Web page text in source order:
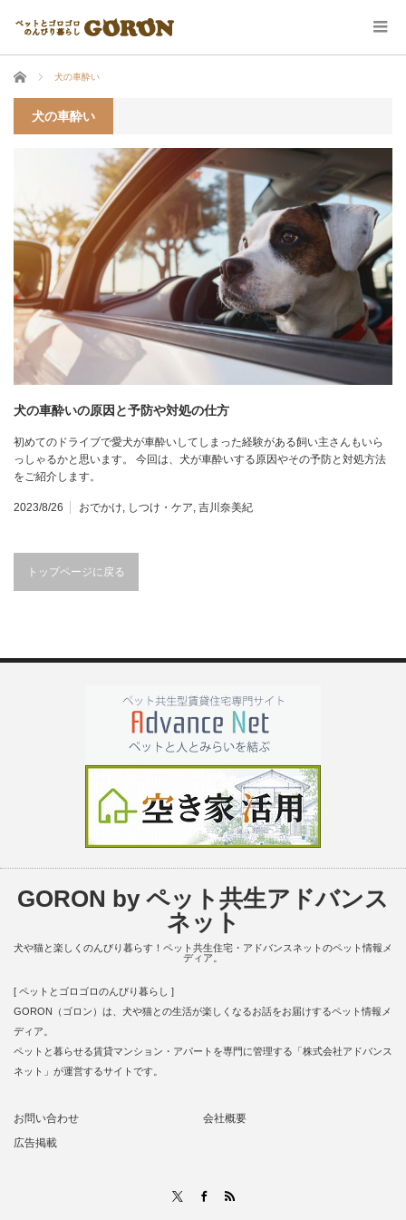
ホーム 犬の車酔い
犬の車酔い
犬の車酔いの原因と予防や対処の仕方
初めてのドライブで愛犬が車酔いしてしまった経験がある飼い主さんもいら
っしゃるかと思います。 今回は、犬が車酔いする原因やその予防と対処方法
をご紹介します。
2023/8/26 おでかけ, しつけ・ケア, 吉川奈美紀
トップページに戻る
GORON by ペット共生アドバンス
ネット
犬や猫と楽しくのんびり暮らす！ペット共生住宅・アドバンスネットのペット情報メ
ディア。
[ ペットとゴロゴロのんびり暮らし ]
GORON（ゴロン）は、犬や猫との生活が楽しくなるお話をお届けするペット情報メ
ディア。
ペットと暮らせる賃貸マンション・アパートを専門に管理する「株式会社アドバンス
ネット」が運営するサイトです。
お問い合わせ
会社概要
広告掲載
Facebook